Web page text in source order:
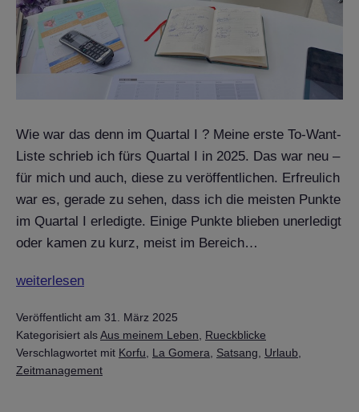
Wie war das denn im Quartal I ? Meine erste To-Want-
Liste schrieb ich fürs Quartal I in 2025. Das war neu –
für mich und auch, diese zu veröffentlichen. Erfreulich
war es, gerade zu sehen, dass ich die meisten Punkte
im Quartal I erledigte. Einige Punkte blieben unerledigt
oder kamen zu kurz, meist im Bereich…
To-
Liste
Quartal
II
weiterlesen
Veröffentlicht am 31. März 2025
Kategorisiert alsAus meinem Leben
Rueckblicke
Verschlagwortet mit Korfu La Gomera Satsang Urlaub
Zeitmanagement